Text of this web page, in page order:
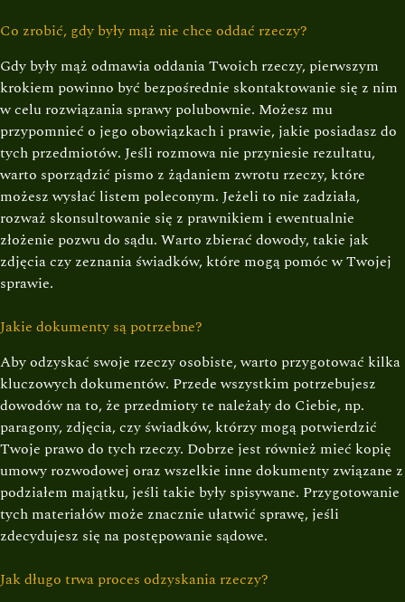
Co zrobić, gdy były mąż nie chce oddać rzeczy?
Gdy były mąż odmawia oddania Twoich rzeczy, pierwszym
krokiem powinno być bezpośrednie skontaktowanie się z nim
w celu rozwiązania sprawy polubownie. Możesz mu
przypomnieć o jego obowiązkach i prawie, jakie posiadasz do
tych przedmiotów. Jeśli rozmowa nie przyniesie rezultatu,
warto sporządzić pismo z żądaniem zwrotu rzeczy, które
możesz wysłać listem poleconym. Jeżeli to nie zadziała,
rozważ skonsultowanie się z prawnikiem i ewentualnie
złożenie pozwu do sądu. Warto zbierać dowody, takie jak
zdjęcia czy zeznania świadków, które mogą pomóc w Twojej
sprawie.
Jakie dokumenty są potrzebne?
Aby odzyskać swoje rzeczy osobiste, warto przygotować kilka
kluczowych dokumentów. Przede wszystkim potrzebujesz
dowodów na to, że przedmioty te należały do Ciebie, np.
paragony, zdjęcia, czy świadków, którzy mogą potwierdzić
Twoje prawo do tych rzeczy. Dobrze jest również mieć kopię
umowy rozwodowej oraz wszelkie inne dokumenty związane z
podziałem majątku, jeśli takie były spisywane. Przygotowanie
tych materiałów może znacznie ułatwić sprawę, jeśli
zdecydujesz się na postępowanie sądowe.
Jak długo trwa proces odzyskania rzeczy?